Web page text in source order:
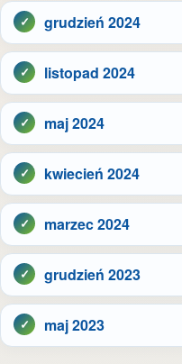
grudzień 2024
listopad 2024
maj 2024
kwiecień 2024
marzec 2024
grudzień 2023
maj 2023